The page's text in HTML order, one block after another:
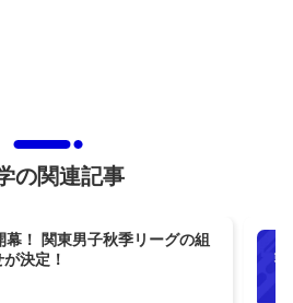
の関連記事
幕！ 関東男子秋季リーグの組
決定！